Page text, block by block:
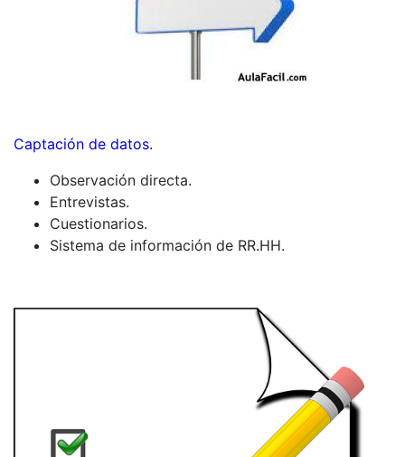
Captación de datos.
Observación directa.
Entrevistas.
Cuestionarios.
Sistema de información de RR.HH.